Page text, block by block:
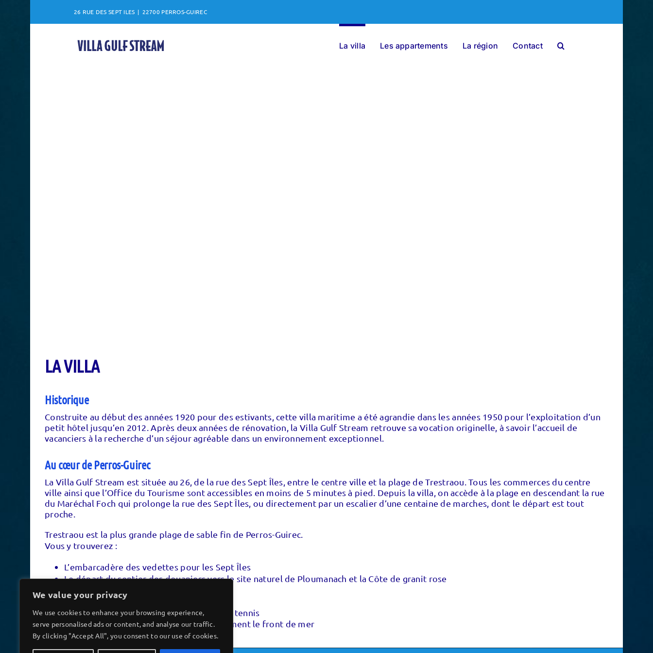
We value your privacy
We use cookies to enhance your browsing experience,
serve personalised ads or content, and analyse our traffic.
By clicking "Accept All", you consent to our use of cookies.
content
26 RUE DES SEPT ILES | 22700 PERROS-GUIREC
La villa Les appartements La région Contact
LA VILLA
Historique
Construite au début des années 1920 pour des estivants, cette villa maritime a été agrandie dans les années 1950 pour l’exploitation d’un
petit hôtel jusqu’en 2012. Après deux années de rénovation, la Villa Gulf Stream retrouve sa vocation originelle, à savoir l’accueil de
vacanciers à la recherche d’un séjour agréable dans un environnement exceptionnel.
Au cœur de Perros-Guirec
La Villa Gulf Stream est située au 26, de la rue des Sept Îles, entre le centre ville et la plage de Trestraou. Tous les commerces du centre
ville ainsi que l’Office du Tourisme sont accessibles en moins de 5 minutes à pied. Depuis la villa, on accède à la plage en descendant la rue
du Maréchal Foch qui prolonge la rue des Sept Îles, ou directement par un escalier d’une centaine de marches, dont le départ est tout
proche.
Trestraou est la plus grande plage de sable fin de Perros-Guirec.
Vous y trouverez :
L’embarcadère des vedettes pour les Sept Îles
Le départ du sentier des douaniers vers le site naturel de Ploumanach et la Côte de granit rose
Le centre de Thalassothérapie
Le casino
Le centre nautique, les clubs de surf et de tennis
Les nombreux bars et restaurants qui animent le front de mer